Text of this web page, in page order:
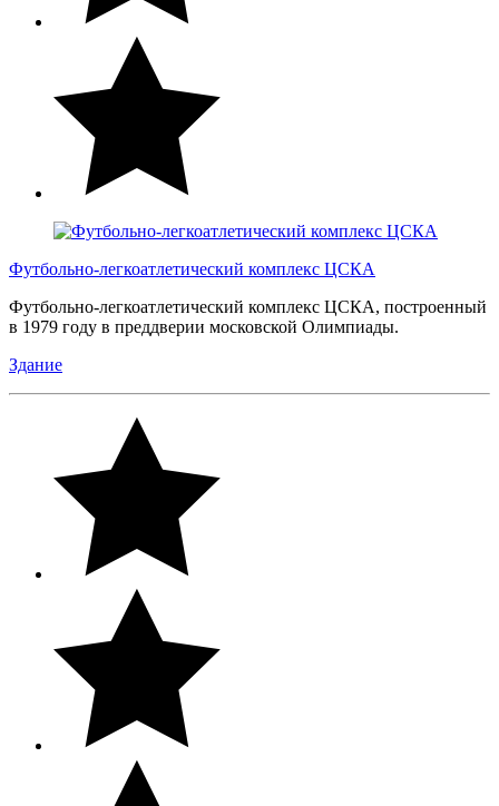
Футбольно-легкоатлетический комплекс ЦСКА
Футбольно-легкоатлетический комплекс ЦСКА, построенный
в 1979 году в преддверии московской Олимпиады.
Здание